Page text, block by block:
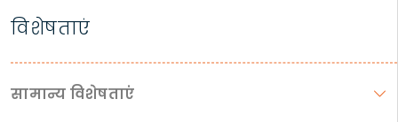
विशेषताएं
सामान्य विशेषताएं